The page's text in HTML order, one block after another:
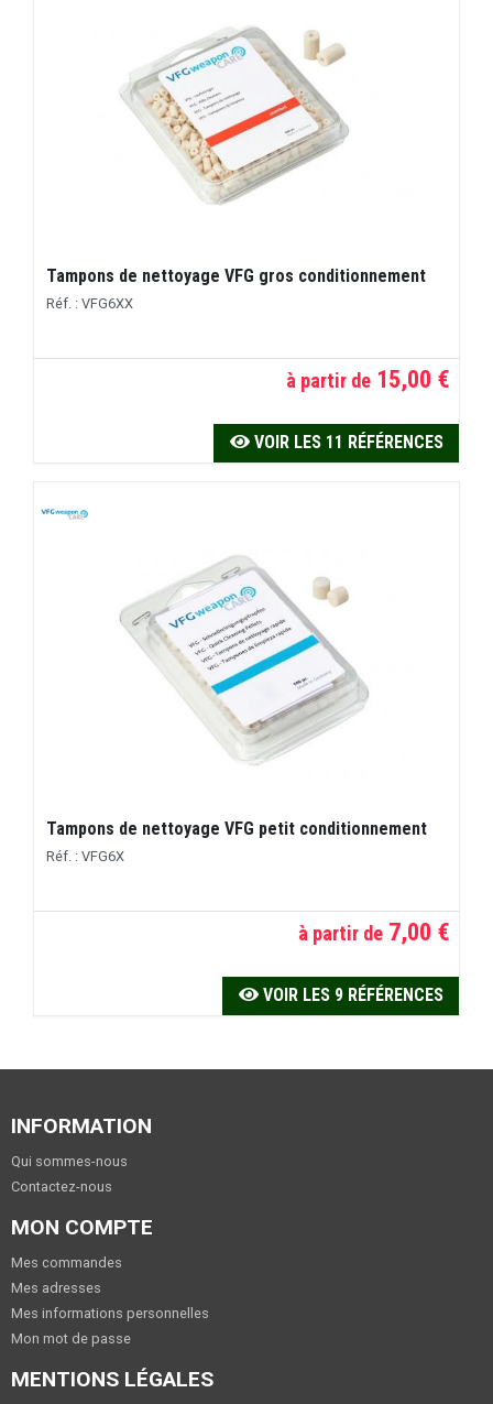
Tampons de nettoyage VFG gros conditionnement
Réf. : VFG6XX
à partir de 15,00 €
VOIR LES 11 RÉFÉRENCES
Tampons de nettoyage VFG petit conditionnement
Réf. : VFG6X
à partir de 7,00 €
VOIR LES 9 RÉFÉRENCES
INFORMATION
Qui sommes-nous
Contactez-nous
MON COMPTE
Mes commandes
Mes adresses
Mes informations personnelles
Mon mot de passe
MENTIONS LÉGALES